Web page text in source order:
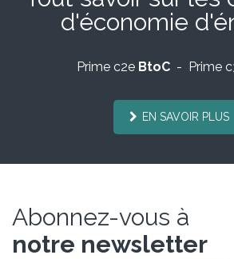
d'économie
Prime c2e BtoC- Prime
EN SAVOIR PLUS
Abonnez-vous à
notre newsletter